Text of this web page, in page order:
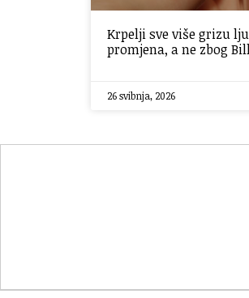
Krpelji sve više grizu
promjena, a ne zbog
26 svibnja, 2026